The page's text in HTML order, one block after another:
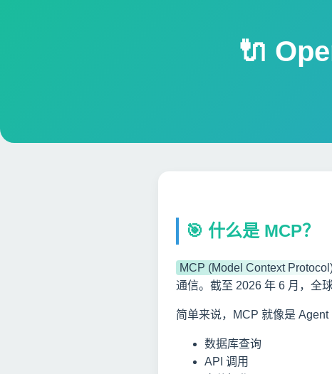
🔌
🎯 什么是 MCP？
MCP (Model Context
通信。截至 2026 年 6 月，全
简单来说，MCP 就像是
数据库查询
API 调用